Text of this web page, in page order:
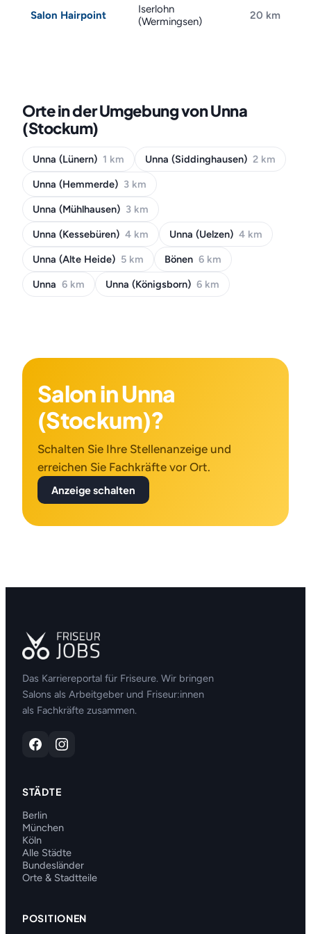
Salon Hairpoint
Iserlohn
(Wermingsen)
20 km
Orte in der Umgebung von Unna
(Stockum)
Unna (Lünern) 1 km Unna (Siddinghausen) 2 km
Unna (Hemmerde) 3 km
Unna (Mühlhausen) 3 km
Unna (Kessebüren) 4 km Unna (Uelzen) 4 km
Unna (Alte Heide) 5 km Bönen 6 km
Unna 6 km Unna (Königsborn) 6 km
Salon in Unna
(Stockum)?
Schalten Sie Ihre Stellenanzeige und
erreichen Sie Fachkräfte vor Ort.
Anzeige schalten
Das Karriereportal für Friseure. Wir bringen
Salons als Arbeitgeber und Friseur:innen
als Fachkräfte zusammen.
STÄDTE
Berlin
München
Köln
Alle Städte
Bundesländer
Orte & Stadtteile
POSITIONEN